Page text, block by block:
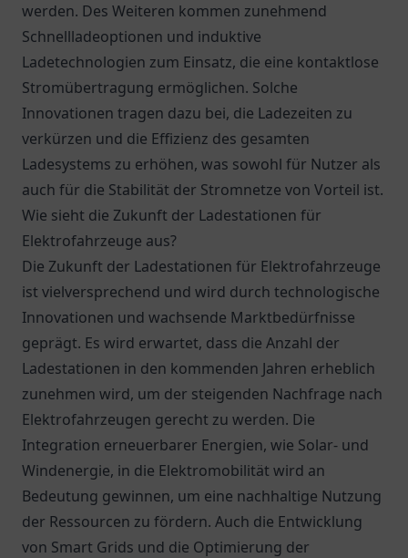
werden. Des Weiteren kommen zunehmend
Schnellladeoptionen und induktive
Ladetechnologien zum Einsatz, die eine kontaktlose
Stromübertragung ermöglichen. Solche
Innovationen tragen dazu bei, die Ladezeiten zu
verkürzen und die Effizienz des gesamten
Ladesystems zu erhöhen, was sowohl für Nutzer als
auch für die Stabilität der Stromnetze von Vorteil ist.
Wie sieht die Zukunft der Ladestationen für
Elektrofahrzeuge aus?
Die Zukunft der Ladestationen für Elektrofahrzeuge
ist vielversprechend und wird durch technologische
Innovationen und wachsende Marktbedürfnisse
geprägt. Es wird erwartet, dass die Anzahl der
Ladestationen in den kommenden Jahren erheblich
zunehmen wird, um der steigenden Nachfrage nach
Elektrofahrzeugen gerecht zu werden. Die
Integration erneuerbarer Energien, wie Solar- und
Windenergie, in die Elektromobilität wird an
Bedeutung gewinnen, um eine nachhaltige Nutzung
der Ressourcen zu fördern. Auch die Entwicklung
von Smart Grids und die Optimierung der